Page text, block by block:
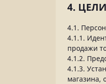
4.
4.1.
4.1.1.
продажи
4.1.2.
4.1.3.
магазина,